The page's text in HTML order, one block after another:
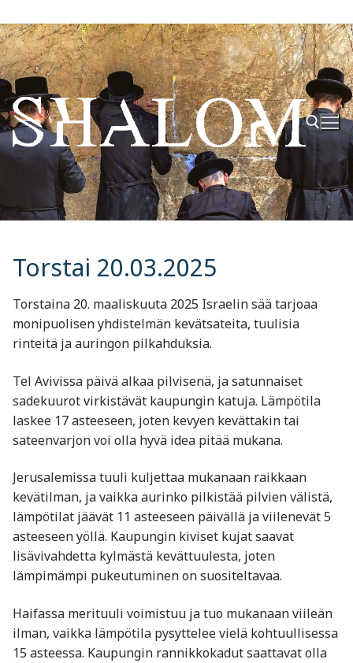
Hyppää
sisältöön
Hae:
Torstai 20.03.2025
Torstaina 20. maaliskuuta 2025 Israelin sää tarjoaa
monipuolisen yhdistelmän kevätsateita, tuulisia
rinteitä ja auringon pilkahduksia.
Tel Avivissa päivä alkaa pilvisenä, ja satunnaiset
sadekuurot virkistävät kaupungin katuja. Lämpötila
laskee 17 asteeseen, joten kevyen kevättakin tai
sateenvarjon voi olla hyvä idea pitää mukana.
Jerusalemissa tuuli kuljettaa mukanaan raikkaan
kevätilman, ja vaikka aurinko pilkistää pilvien välistä,
lämpötilat jäävät 11 asteeseen päivällä ja viilenevät 5
asteeseen yöllä. Kaupungin kiviset kujat saavat
lisävivahdetta kylmästä kevättuulesta, joten
lämpimämpi pukeutuminen on suositeltavaa.
Haifassa merituuli voimistuu ja tuo mukanaan viileän
ilman, vaikka lämpötila pysyttelee vielä kohtuullisessa
15 asteessa. Kaupungin rannikkokadut saattavat olla